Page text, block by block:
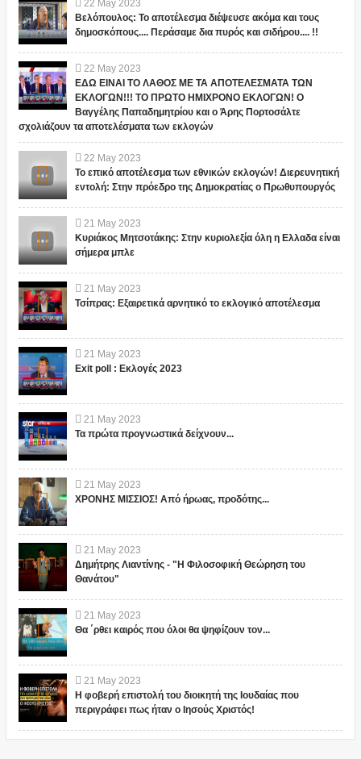
22 May 2023
Βελόπουλος: Το αποτέλεσμα διέψευσε ακόμα και τους
δημοσκόπους.... Περάσαμε δια πυρός και σιδήρου.... !!
22 May 2023
ΕΔΩ ΕΙΝΑΙ ΤΟ ΛΑΘΟΣ ΜΕ ΤΑ ΑΠΟΤΕΛΕΣΜΑΤΑ ΤΩΝ
ΕΚΛΟΓΩΝ!!! ΤΟ ΠΡΩΤΟ ΗΜΙΧΡΟΝΟ ΕΚΛΟΓΩΝ! Ο
Βαγγέλης Παπαδημητρίου και ο Άρης Πορτοσάλτε
σχολιάζουν τα αποτελέσματα των εκλογών
22 May 2023
Το επικό αποτέλεσμα των εθνικών εκλογών! Διερευνητική
εντολή: Στην πρόεδρο της Δημοκρατίας ο Πρωθυπουργός
21 May 2023
Κυριάκος Μητσοτάκης: Στην κυριολεξία όλη η Ελλαδα είναι
σήμερα μπλε
21 May 2023
Τσίπρας: Εξαιρετικά αρνητικό το εκλογικό αποτέλεσμα
21 May 2023
Exit poll : Εκλογές 2023
21 May 2023
Τα πρώτα προγνωστικά δείχνουν...
21 May 2023
ΧΡΟΝΗΣ ΜΙΣΣΙΟΣ! Από ήρωας, προδότης...
21 May 2023
Δημήτρης Λιαντίνης - "Η Φιλοσοφική Θεώρηση του
Θανάτου"
21 May 2023
Θα ΄ρθει καιρός που όλοι θα ψηφίζουν τον...
21 May 2023
Η φοβερή επιστολή του διοικητή της Ιουδαίας που
περιγράφει πως ήταν ο Ιησούς Χριστός!